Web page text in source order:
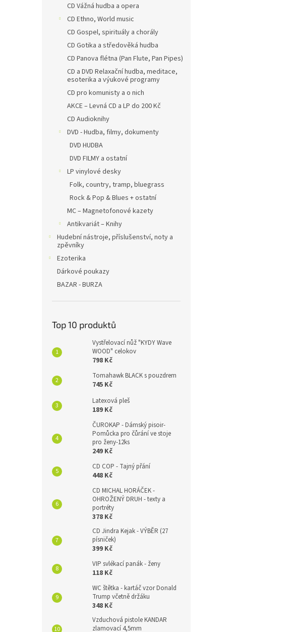
CD Vážná hudba a opera
CD Ethno, World music
CD Gospel, spirituály a chorály
CD Gotika a středověká hudba
CD Panova flétna (Pan Flute, Pan Pipes)
CD a DVD Relaxační hudba, meditace,
esoterika a výukové programy
CD pro komunisty a o nich
AKCE – Levná CD a LP do 200 Kč
CD Audioknihy
DVD - Hudba, filmy, dokumenty
DVD HUDBA
DVD FILMY a ostatní
LP vinylové desky
Folk, country, tramp, bluegrass
Rock & Pop & Blues + ostatní
MC – Magnetofonové kazety
Antikvariát – Knihy
Hudební nástroje, příslušenství, noty a
zpěvníky
Ezoterika
Dárkové poukazy
BAZAR - BURZA
Top 10 produktů
Vystřelovací nůž "KYDY Wave
WOOD" celokov
798 Kč
Tomahawk BLACK s pouzdrem
745 Kč
Latexová pleš
189 Kč
ČUROKAP - Dámský pisoir-
Pomůcka pro čůrání ve stoje
pro ženy-12ks
249 Kč
CD COP - Tajný přání
448 Kč
CD MICHAL HORÁČEK -
OHROŽENÝ DRUH - texty a
portréty
378 Kč
CD Jindra Kejak - VÝBĚR (27
písniček)
399 Kč
VIP svlékací panák - ženy
118 Kč
WC štětka - kartáč vzor Donald
Trump včetně držáku
348 Kč
Vzduchová pistole KANDAR
zlamovací 4,5mm